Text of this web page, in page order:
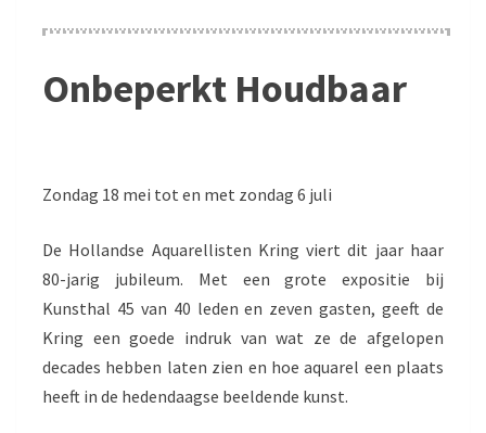
Onbeperkt Houdbaar
Zondag 18 mei tot en met zondag 6 juli
De Hollandse Aquarellisten Kring viert dit jaar haar
80-jarig jubileum. Met een grote expositie bij
Kunsthal 45 van 40 leden en zeven gasten, geeft de
Kring een goede indruk van wat ze de afgelopen
decades hebben laten zien en hoe aquarel een plaats
heeft in de hedendaagse beeldende kunst.